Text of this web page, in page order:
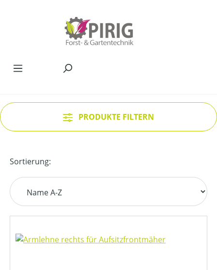
PRODUKTE FILTERN
Sortierung: